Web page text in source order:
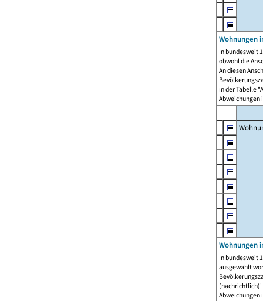
Wohnungen
In bundesweit
obwohl die
An diesen
in der Tabelle
Abweichungen
Wohnungen
In bundesweit
ausgewählt
Abweichungen